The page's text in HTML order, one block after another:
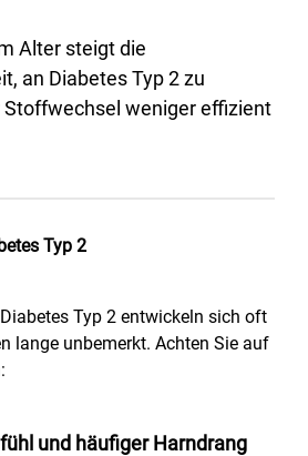
Alter steigt die
an Diabetes Typ 2 zu
Stoffwechsel weniger effizient
Typ 2
Typ 2 entwickeln sich oft
lange unbemerkt. Achten Sie auf
und häufiger Harndrang